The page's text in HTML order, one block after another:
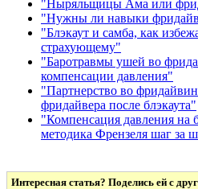
"Ныряльщицы Ама или
"Нужны ли навыки
"Блэкаут и самба, как
страхующему"
"Баротравмы ушей во
компенсации давления"
"Партнерство во
фридайвера после блэкаута"
"Компенсация давления на
методика Френзеля шаг за
Интересная статья? Поделись ей с